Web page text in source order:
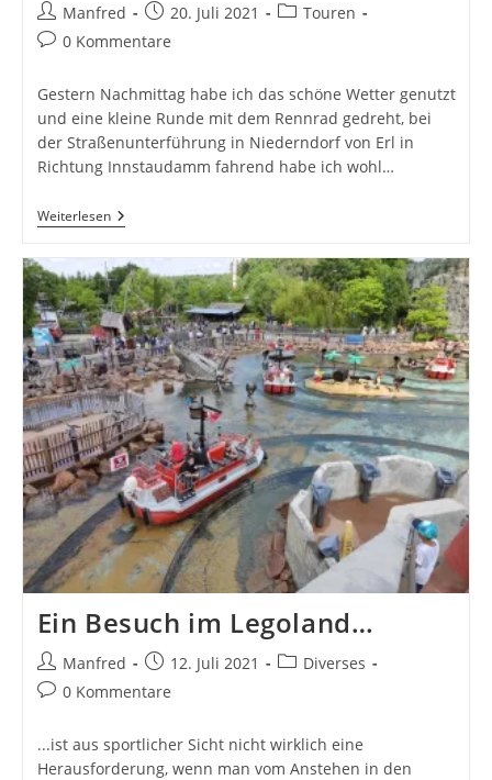
Beitrags-
Autor:
Manfred
Beitrag
veröffentlicht:
20. Juli 2021
Beitrags-
Touren
Beitrags-
0 Kommentare
Gestern Nachmittag habe ich das schöne Wetter genutzt
und eine kleine Runde mit dem Rennrad gedreht, bei
der Straßenunterführung in Niederndorf von Erl in
Richtung Innstaudamm fahrend habe ich wohl…
WeiterlesenFeuchter
Als
Und
Dann
Noch
Mit
Bienenstich
Ein Besuch im Legoland…
Beitrags-
Autor:
Manfred
Beitrag
veröffentlicht:
12. Juli 2021
Beitrags-
Diverses
Beitrags-
0 Kommentare
...ist aus sportlicher Sicht nicht wirklich eine
Herausforderung, wenn man vom Anstehen in den